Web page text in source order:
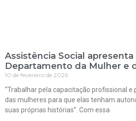
Assistência Social
Departamento da Mulher e
10 de fevereiro de 2026
“Trabalhar pela capacitação profissional e
das mulheres para que elas tenham
suas próprias histórias”. Com essa